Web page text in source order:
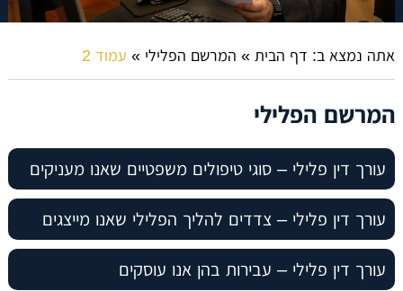
אתה נמצא ב: דף הבית » המרשם הפלילי » עמוד 2
המרשם הפלילי
עורך דין פלילי – סוגי טיפולים משפטיים שאנו מעניקים
עורך דין פלילי – צדדים להליך הפלילי שאנו מייצגים
עורך דין פלילי – עבירות בהן אנו עוסקים